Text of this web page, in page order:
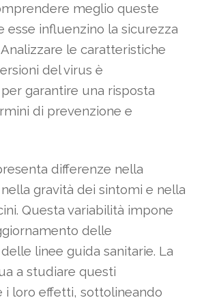
meglio queste
esse influenzino la sicurezza
le caratteristiche
del virus è
garantire una risposta
di prevenzione e
differenze nella
gravità dei sintomi e nella
Questa variabilità impone
delle
linee guida sanitarie. La
a studiare questi
i loro effetti, sottolineando